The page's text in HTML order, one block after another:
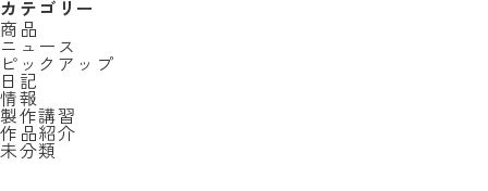
カテゴリー
商品
ニュース
ピックアップ
日記
情報
製作講習
作品紹介
未分類